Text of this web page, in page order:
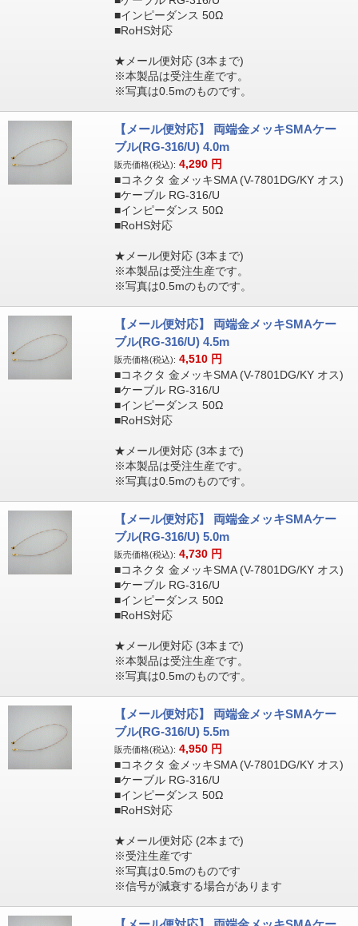
■インピーダンス 50Ω
■RoHS対応
★メール便対応 (3本まで)
※本製品は受注生産です。
※写真は0.5mのものです。
【メール便対応】 両端金メッキSMAケー
ブル(RG-316/U) 4.0m
販売価格(税込): 4,290 円
■コネクタ 金メッキSMA (V-7801DG/KY オス)
■ケーブル RG-316/U
■インピーダンス 50Ω
■RoHS対応
★メール便対応 (3本まで)
※本製品は受注生産です。
※写真は0.5mのものです。
【メール便対応】 両端金メッキSMAケー
ブル(RG-316/U) 4.5m
販売価格(税込): 4,510 円
■コネクタ 金メッキSMA (V-7801DG/KY オス)
■ケーブル RG-316/U
■インピーダンス 50Ω
■RoHS対応
★メール便対応 (3本まで)
※本製品は受注生産です。
※写真は0.5mのものです。
【メール便対応】 両端金メッキSMAケー
ブル(RG-316/U) 5.0m
販売価格(税込): 4,730 円
■コネクタ 金メッキSMA (V-7801DG/KY オス)
■ケーブル RG-316/U
■インピーダンス 50Ω
■RoHS対応
★メール便対応 (3本まで)
※本製品は受注生産です。
※写真は0.5mのものです。
【メール便対応】 両端金メッキSMAケー
ブル(RG-316/U) 5.5m
販売価格(税込): 4,950 円
■コネクタ 金メッキSMA (V-7801DG/KY オス)
■ケーブル RG-316/U
■インピーダンス 50Ω
■RoHS対応
★メール便対応 (2本まで)
※受注生産です
※写真は0.5mのものです
※信号が減衰する場合があります